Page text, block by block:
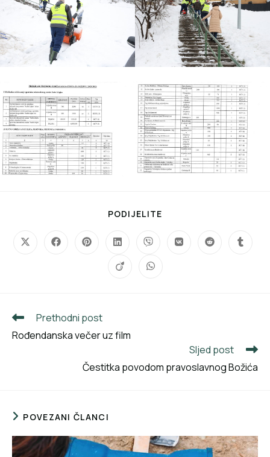
PODIJELITE
Prethodni post
Rođendanska večer uz film
Sljed post
Čestitka povodom pravoslavnog Božića
POVEZANI ČLANCI